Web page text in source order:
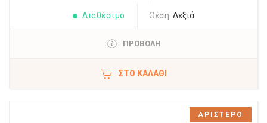
Διαθέσιμο Θέση: Δεξιά
ΠΡΟΒΟΛΗ
ΣΤΟ ΚΑΛΆΘΙ
ΑΡΙΣΤΕΡΟ